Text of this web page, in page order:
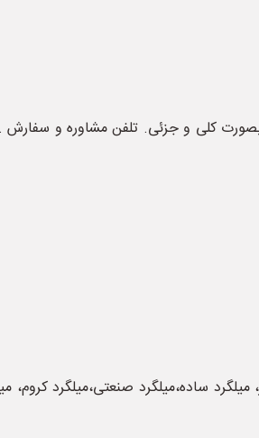
‌کلی و جزئی. تلفن مشاوره و سفارش
میلگرد ساده،میلگرد صنعتی،میلگرد